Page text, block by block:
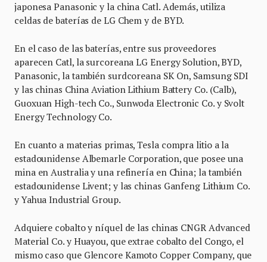
japonesa Panasonic y la china Catl. Además, utiliza
celdas de baterías de LG Chem y de BYD.
En el caso de las baterías, entre sus proveedores
aparecen Catl, la surcoreana LG Energy Solution, BYD,
Panasonic, la también surdcoreana SK On, Samsung SDI
y las chinas China Aviation Lithium Battery Co. (Calb),
Guoxuan High-tech Co., Sunwoda Electronic Co. y Svolt
Energy Technology Co.
En cuanto a materias primas, Tesla compra litio a la
estadounidense Albemarle Corporation, que posee una
mina en Australia y una refinería en China; la también
estadounidense Livent; y las chinas Ganfeng Lithium Co.
y Yahua Industrial Group.
Adquiere cobalto y níquel de las chinas CNGR Advanced
Material Co. y Huayou, que extrae cobalto del Congo, el
mismo caso que Glencore Kamoto Copper Company, que